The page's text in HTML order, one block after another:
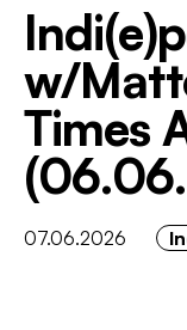
w/
Times
07.06.2026